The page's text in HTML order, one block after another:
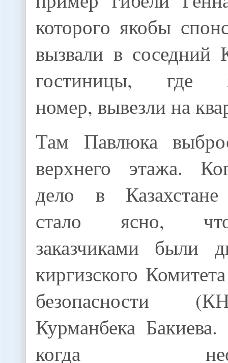
которого якобы
вызвали в соседний
гостиницы, где
номер, вывезли на
Там Павлюка
верхнего этажа.
дело в Казахстане
стало ясно,
заказчиками были
киргизского
безопасности
Курманбека
когда